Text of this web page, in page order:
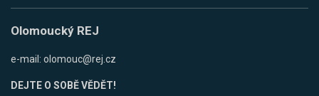
Olomoucký REJ
e-mail: olomouc@rej.cz
DEJTE O SOBĚ VĚDĚT!